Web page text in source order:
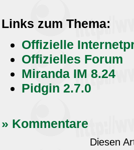
Links zum Thema:
Offizielle
Offizielles Forum
Miranda IM 8.24
Pidgin 2.7.0
» Kommentare
Diesen